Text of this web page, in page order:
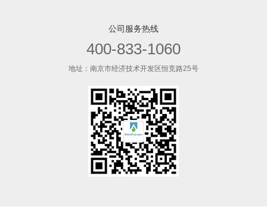
公司服务热线
400-833-1060
地址：南京市经济技术开发区恒竞路25号